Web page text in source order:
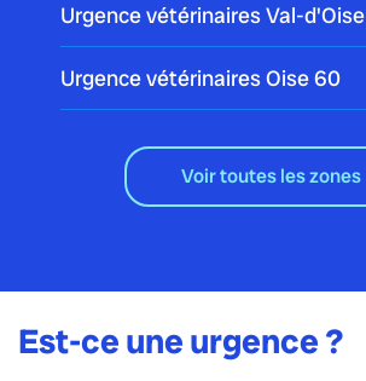
Urgence vétérinaires Val-d'Oise
Urgence vétérinaires Oise60
Voir toutes les zones
Est-ce une urgence ?